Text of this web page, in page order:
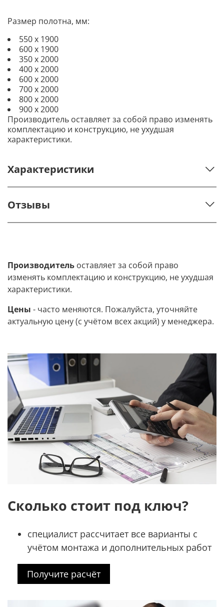
Размер полотна, мм:
550 х 1900
600 х 1900
350 х 2000
400 х 2000
600 х 2000
700 х 2000
800 х 2000
900 х 2000
Производитель оставляет за собой право изменять
комплектацию и конструкцию, не ухудшая
характеристики.
Характеристики
Отзывы
Производитель оставляет за собой право
изменять комплектацию и конструкцию, не ухудшая
характеристики.
Цены - часто меняются. Пожалуйста, уточняйте
актуальную цену (с учётом всех акций) у менеджера.
Сколько стоит под ключ?
специалист рассчитает все варианты с
учётом монтажа и дополнительных работ
Получите расчёт